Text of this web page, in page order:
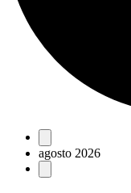
Eventos
agosto 2026